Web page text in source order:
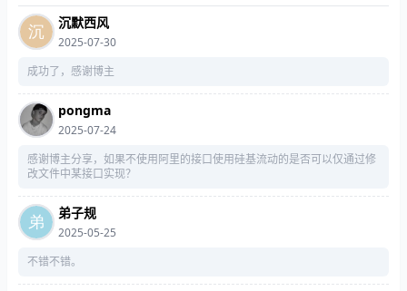
沉默西风
2025-07-30
成功了，感谢博主
pongma
2025-07-24
感谢博主分享，如果不使用阿里的接口使用硅基流动的是否可以仅通过修
改文件中某接口实现？
弟子规
2025-05-25
不错不错。